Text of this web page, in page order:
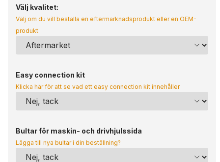
Välj kvalitet:
Välj om du vill beställa en eftermarknadsprodukt eller en OEM-
produkt
Easy connection kit
Klicka här för att se vad ett easy connection kit innehåller
Bultar för maskin- och drivhjulssida
Lägga till nya bultar i din beställning?